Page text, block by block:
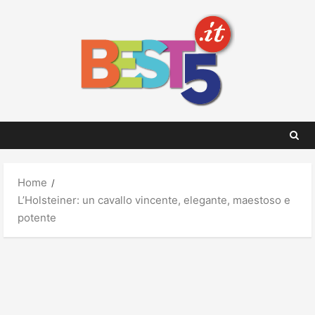
Home
L’Holsteiner: un cavallo vincente, elegante, maestoso e
potente